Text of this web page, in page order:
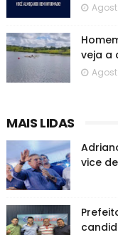
veja a
MAIS LIDAS
vice